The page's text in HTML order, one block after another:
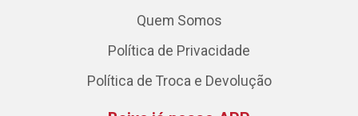
Quem Somos
Política de Privacidade
Política de Troca e Devolução